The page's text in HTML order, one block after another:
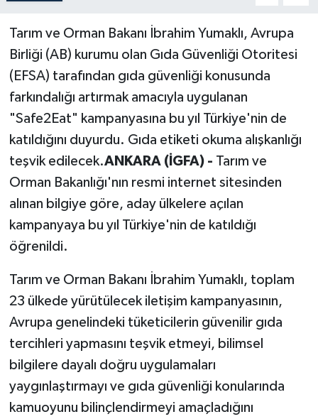
Tarım ve Orman Bakanı İbrahim Yumaklı, Avrupa
Birliği (AB) kurumu olan Gıda Güvenliği Otoritesi
(EFSA) tarafından gıda güvenliği konusunda
farkındalığı artırmak amacıyla uygulanan
"Safe2Eat" kampanyasına bu yıl Türkiye'nin de
katıldığını duyurdu. Gıda etiketi okuma alışkanlığı
teşvik edilecek.ANKARA (İGFA) - Tarım ve
Orman Bakanlığı'nın resmi internet sitesinden
alınan bilgiye göre, aday ülkelere açılan
kampanyaya bu yıl Türkiye'nin de katıldığı
öğrenildi.
Tarım ve Orman Bakanı İbrahim Yumaklı, toplam
23 ülkede yürütülecek iletişim kampanyasının,
Avrupa genelindeki tüketicilerin güvenilir gıda
tercihleri yapmasını teşvik etmeyi, bilimsel
bilgilere dayalı doğru uygulamaları
yaygınlaştırmayı ve gıda güvenliği konularında
kamuoyunu bilinçlendirmeyi amaçladığını